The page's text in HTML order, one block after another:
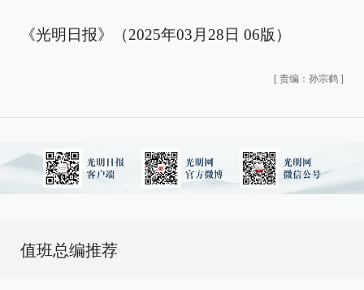
《光明日报》（2025年03月28日 06版）
[ 责编：孙宗鹤 ]
值班总编推荐